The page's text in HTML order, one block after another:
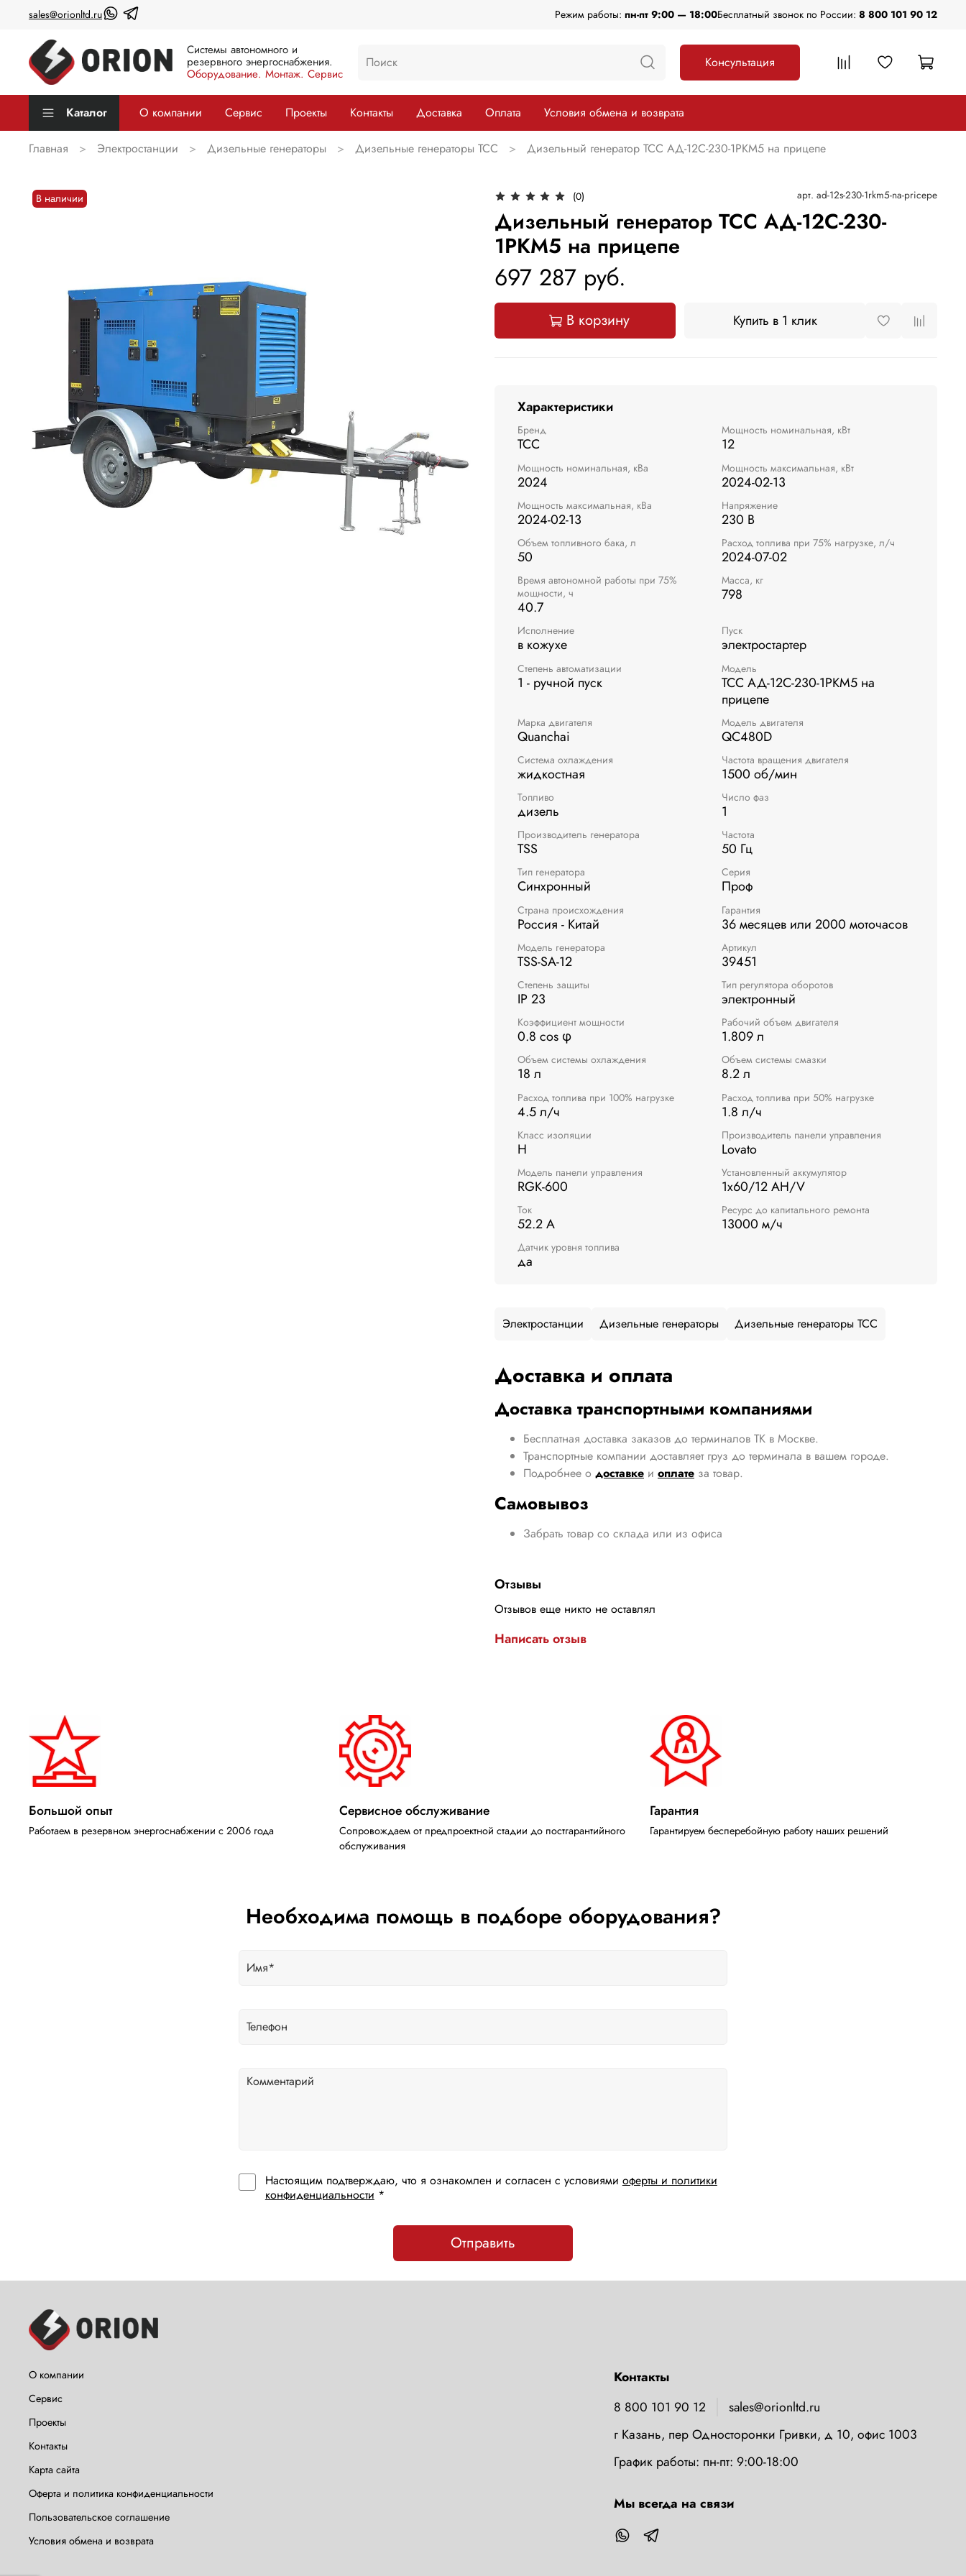
sales@orionltd.ru Режим работы: пн-пт 9:00 — 18:00Бесплатный звонок по России: 8 800 101 90 12
Системы автономного и
резервного энергоснабжения.
Оборудование. Монтаж. Сервис
Консультация
Каталог О компании Сервис Проекты Контакты Доставка Оплата Условия обмена и возврата
Главная Электростанции Дизельные генераторы Дизельные генераторы ТСС Дизельный генератор ТСС АД-12С-230-1РКМ5 на прицепе
В наличии (0) арт. ad-12s-230-1rkm5-na-pricepe
Дизельный генератор ТСС АД-12С-230-
1РКМ5 на прицепе
697 287 руб.
В корзину Купить в 1 клик
Характеристики
Бренд
ТСС
Мощность номинальная, кВт
12
Мощность номинальная, кВа
2024
Мощность максимальная, кВт
2024-02-13
Мощность максимальная, кВа
2024-02-13
Напряжение
230 В
Объем топливного бака, л
50
Расход топлива при 75% нагрузке, л/ч
2024-07-02
Время автономной работы при 75%
мощности, ч
40.7
Масса, кг
798
Исполнение
в кожухе
Пуск
электростартер
Степень автоматизации
1 - ручной пуск
Модель
ТСС АД-12С-230-1РКМ5 на
прицепе
Марка двигателя
Quanchai
Модель двигателя
QC480D
Система охлаждения
жидкостная
Частота вращения двигателя
1500 об/мин
Топливо
дизель
Число фаз
1
Производитель генератора
TSS
Частота
50 Гц
Тип генератора
Синхронный
Серия
Проф
Страна происхождения
Россия - Китай
Гарантия
36 месяцев или 2000 моточасов
Модель генератора
TSS-SA-12
Артикул
39451
Степень защиты
IP 23
Тип регулятора оборотов
электронный
Коэффициент мощности
0.8 cos φ
Рабочий объем двигателя
1.809 л
Объем системы охлаждения
18 л
Объем системы смазки
8.2 л
Расход топлива при 100% нагрузке
4.5 л/ч
Расход топлива при 50% нагрузке
1.8 л/ч
Класс изоляции
H
Производитель панели управления
Lovato
Модель панели управления
RGK-600
Установленный аккумулятор
1х60/12 AH/V
Ток
52.2 А
Ресурс до капитального ремонта
13000 м/ч
Датчик уровня топлива
да
Электростанции Дизельные генераторы Дизельные генераторы ТСС
Доставка и оплата
Доставка транспортными компаниями
Бесплатная доставка заказов до терминалов ТК в Москве.
Транспортные компании доставляет груз до терминала в вашем городе.
Подробнее о доставке и оплате за товар.
Самовывоз
Забрать товар со склада или из офиса
Отзывы
Отзывов еще никто не оставлял
Написать отзыв
Большой опыт
Работаем в резервном энергоснабжении с 2006 года
Сервисное обслуживание
Сопровождаем от предпроектной стадии до постгарантийного
обслуживания
Гарантия
Гарантируем бесперебойную работу наших решений
Необходима помощь в подборе оборудования?
Настоящим подтверждаю, что я ознакомлен и согласен с условиями оферты и политики
конфиденциальности *
Отправить
О компании
Сервис
Проекты
Контакты
Карта сайта
Оферта и политика конфиденциальности
Пользовательское соглашение
Условия обмена и возврата
Контакты
8 800 101 90 12
sales@orionltd.ru
г Казань, пер Односторонки Гривки, д 10, офис 1003
График работы: пн-пт: 9:00-18:00
Мы всегда на связи